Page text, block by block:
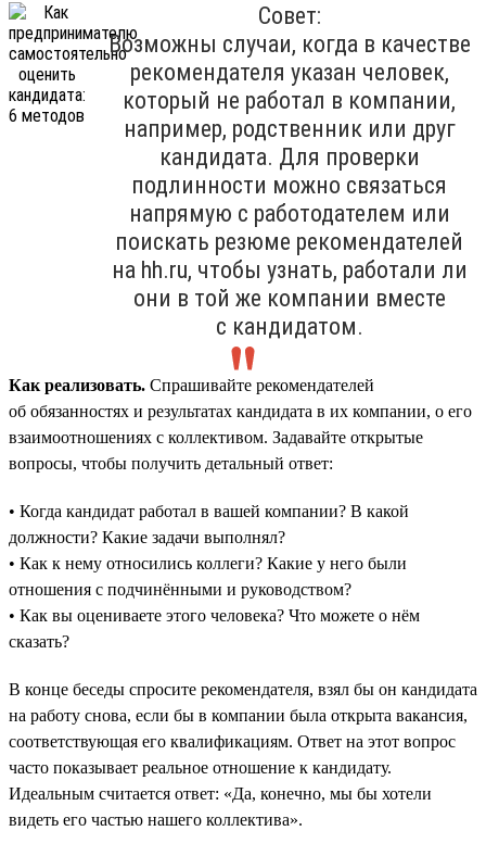
Совет:
Возможны случаи, когда в качестве
рекомендателя указан человек,
который не работал в компании,
например, родственник или друг
кандидата. Для проверки
подлинности можно связаться
напрямую с работодателем или
поискать резюме рекомендателей
на hh.ru, чтобы узнать, работали ли
они в той же компании вместе
с кандидатом.
Как реализовать. Спрашивайте рекомендателей
об обязанностях и результатах кандидата в их компании, о его
взаимоотношениях с коллективом. Задавайте открытые
вопросы, чтобы получить детальный ответ:
• Когда кандидат работал в вашей компании? В какой
должности? Какие задачи выполнял?
• Как к нему относились коллеги? Какие у него были
отношения с подчинёнными и руководством?
• Как вы оцениваете этого человека? Что можете о нём
сказать?
В конце беседы спросите рекомендателя, взял бы он кандидата
на работу снова, если бы в компании была открыта вакансия,
соответствующая его квалификациям. Ответ на этот вопрос
часто показывает реальное отношение к кандидату.
Идеальным считается ответ: «Да, конечно, мы бы хотели
видеть его частью нашего коллектива».